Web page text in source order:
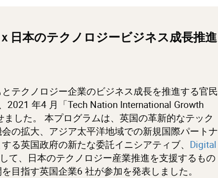
日本のテクノロジービジネス成長推進
テクノロジー企業のビジネス成長を推進する官民
2021 年4 月「Tech Nation International Growth
した。 本プログラムは、英国の革新的なテック
の拡大、アジア太平洋地域での新規国際パートナ
る英国政府の新たな委託イニシアティブ、 Digital
て、日本のテクノロジー産業推進を支援するもの
目指す英国企業6 社が参加を発表しました。